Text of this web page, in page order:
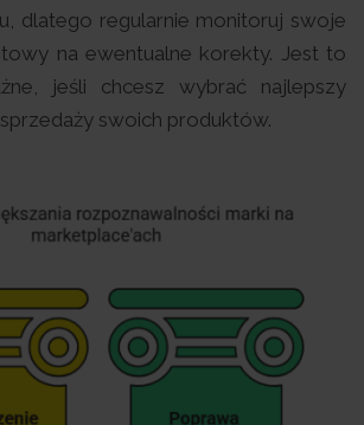
dlatego regularnie monitoruj swoje
na ewentualne korekty. Jest to
jeśli chcesz wybrać najlepszy
swoich produktów.